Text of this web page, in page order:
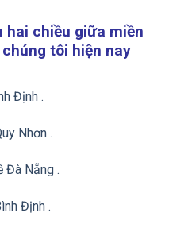
hai chiều giữa miền
tôi hiện nay
Định .
Nhơn .
Đà Nẵng .
Định .